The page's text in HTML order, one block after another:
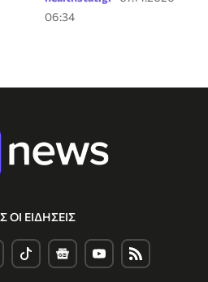
06:34
ΟΙ ΕΙΔΗΣΕΙΣ